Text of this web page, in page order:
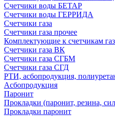
Счетчики воды БЕТАР
Счетчики воды ГЕРРИДА
Счетчики газа
Счетчики газа прочее
Комплектующие к счетчикам
Счетчики газа ВК
Счетчики газа СГБМ
Счетчики газа СГД
РТИ, асбопродукция,
Асбопродукция
Паронит
Прокладки (паронит, резина,
Прокладки паронит